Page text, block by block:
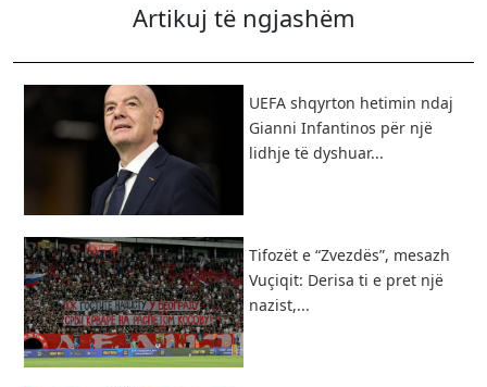
Artikuj të ngjashëm
UEFA shqyrton hetimin ndaj
Gianni Infantinos për një
lidhje të dyshuar...
Tifozët e “Zvezdës”, mesazh
Vuçiqit: Derisa ti e pret një
nazist,...